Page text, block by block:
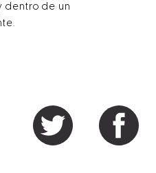
dentro de un